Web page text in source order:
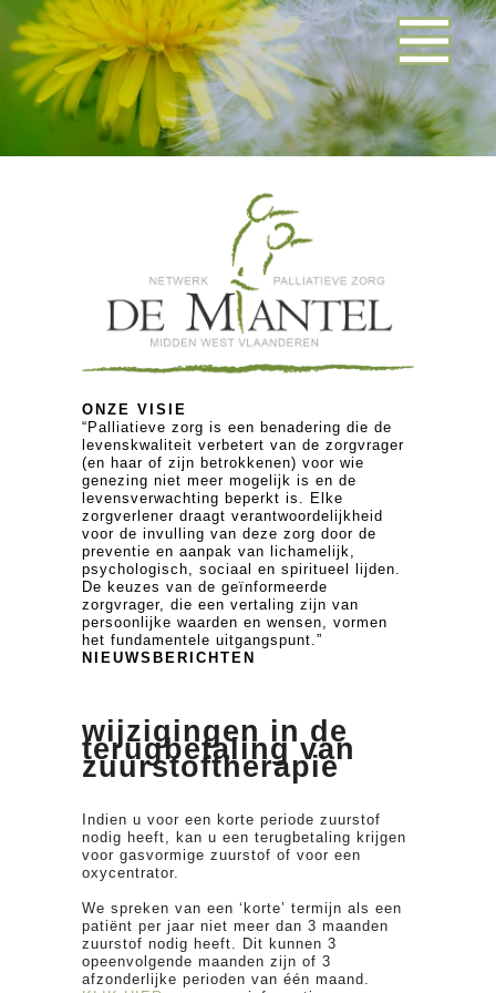
ONZE VISIE
“Palliatieve zorg is een benadering die de
levenskwaliteit verbetert van de zorgvrager
(en haar of zijn betrokkenen) voor wie
genezing niet meer mogelijk is en de
levensverwachting beperkt is. Elke
zorgverlener draagt verantwoordelijkheid
voor de invulling van deze zorg door de
preventie en aanpak van lichamelijk,
psychologisch, sociaal en spiritueel lijden.
De keuzes van de geïnformeerde
zorgvrager, die een vertaling zijn van
persoonlijke waarden en wensen, vormen
het fundamentele uitgangspunt.”
NIEUWSBERICHTEN
wijzigingen in de
terugbetaling van
zuurstoftherapie
Indien u voor een korte periode zuurstof
nodig heeft, kan u een terugbetaling krijgen
voor gasvormige zuurstof of voor een
oxycentrator.
We spreken van een ‘korte’ termijn als een
patiënt per jaar niet meer dan 3 maanden
zuurstof nodig heeft. Dit kunnen 3
opeenvolgende maanden zijn of 3
afzonderlijke perioden van één maand.